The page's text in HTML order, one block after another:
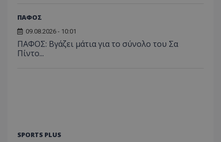
ΠΑΦΟΣ
09.08.2026 - 10:01
ΠΑΦΟΣ: Βγάζει μάτια για το σύνολο του Σα
Πίντο...
SPORTS PLUS